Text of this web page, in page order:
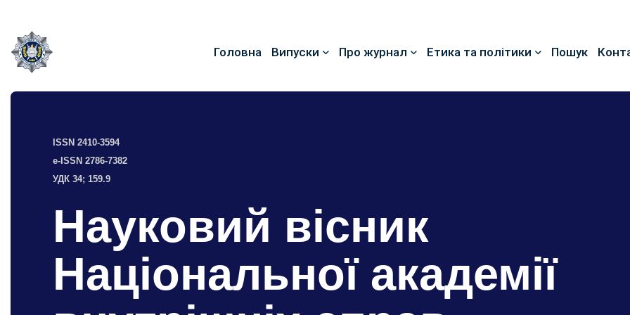
Головна Випуски Про журнал Етика та політики Пошук
ISSN 2410-3594
e-ISSN 2786-7382
УДК 34; 159.9
Науковий вісник
Національної академії